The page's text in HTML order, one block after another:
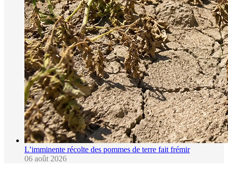
L’imminente récolte des pommes de terre fait frémir
06 août 2026